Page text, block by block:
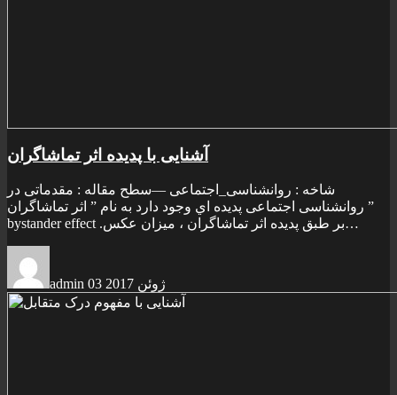
آشنايی با پديده اثر تماشاگران
شاخه : روانشناسی_اجتماعی —سطح مقاله : مقدماتی در
روانشناسی اجتماعی پديده اي وجود دارد به نام ” اثر تماشاگران ”
bystander effect .بر طبق پديده اثر تماشاگران ، ميزان عکس…
admin 03 ژوئن 2017